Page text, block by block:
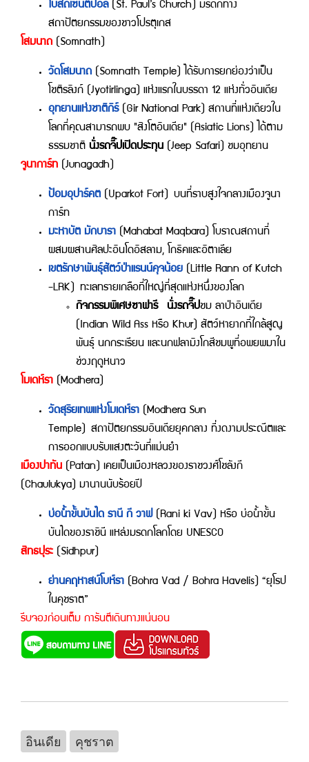
โบสถ์เซนต์ปอล (St. Paul’s Church) มรดกทาง
สถาปัตยกรรมของชาวโปรตุเกส
โสมนาถ (Somnath)
วัดโสมนาถ (Somnath Temple) ได้รับการยกย่องว่าเป็น
โชติรลิงก์ (Jyotirlinga) แห่งแรกในบรรดา 12 แห่งทั่วอินเดีย
อุทยานแห่งชาติกิร์(Gir National Park) สถานที่แห่งเดียวใน
โลกที่คุณสามารถพบ "สิงโตอินเดีย" (Asiatic Lions) ได้ตาม
ธรรมชาติ นั่งรถจี๊ปเปิดประทุน (Jeep Safari) ชมอุทยาน
จูนาการ์ท (Junagadh)
ป้อมอุปาร์คต (Uparkot Fort) บนที่ราบสูงใจกลางเมืองจูนา
การ์ท
มะหาบัต มักบารา (Mahabat Maqbara) โบราณสถานที่
ผสมผสานศิลปะอินโดอิสลาม, โกธิคและอิตาเลีย
เขตรักษาพันธุ์สัตว์ป่าแรนน์คุจน้อย (Little Rann of Kutch
-LRK) ทะเลทรายเกลือที่ใหญ่ที่สุดแห่งหนึ่งของโลก
กิจกรรมพิเศษซาฟารี
นั่งรถจี๊ปชม ลาป่าอินเดีย
(Indian Wild Ass หรือ Khur) สัตว์หายากที่ใกล้สูญ
พันธุ์ นกกระเรียน และนกฟลามิงโกสีชมพูที่อพยพมาใน
ช่วงฤดูหนาว
โมเดห์รา (Modhera)
วัดสุริยเทพแห่งโมเดห์รา (Modhera Sun
Temple) สถาปัตยกรรมอินเดียยุคกลาง ที่งดงามประณีตและ
การออกแบบรับแสงตะวันที่แม่นยำ
เมืองปาทัน (Patan) เคยเป็นเมืองหลวงของราชวงศ์โชลังกี
(Chaulukya) มานานนับร้อยปี
บ่อน้ำขั้นบันได รานี กี วาฟ (Rani ki Vav) หรือ บ่อน้ำขั้น
บันไดของราชินี แหล่งมรดกโลกโดย UNESCO
สิทธปุระ (Sidhpur)
ย่านคฤหาสน์โบห์รา (Bohra Vad / Bohra Havelis) “ยุโรป
ในคุชราต”
รีบจองก่อนเต็ม การันตีเดินทางแน่นอน
อินเดีย คุชราต